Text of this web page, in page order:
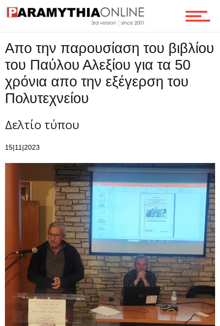
Απο την παρουσίαση του βιβλίου
του Παύλου Αλεξίου για τα 50
χρόνια απο την εξέγερση του
Πολυτεχνείου
Δελτίο τύπου
15|11|2023